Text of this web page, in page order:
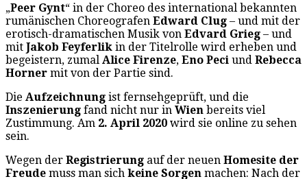
„Peer Gynt“ in der Choreo des international bekannten
rumänischen Choreografen Edward Clug – und mit der
erotisch-dramatischen Musik von Edvard Grieg – und
mit Jakob Feyferlik in der Titelrolle wird erheben und
begeistern, zumal Alice Firenze, Eno Peci und Rebecca
Horner mit von der Partie sind.
Die Aufzeichnung ist fernsehgeprüft, und die
Inszenierung fand nicht nur in Wien bereits viel
Zustimmung. Am 2. April 2020 wird sie online zu sehen
sein.
Wegen der Registrierung auf der neuen Homesite der
Freude muss man sich keine Sorgen machen: Nach der